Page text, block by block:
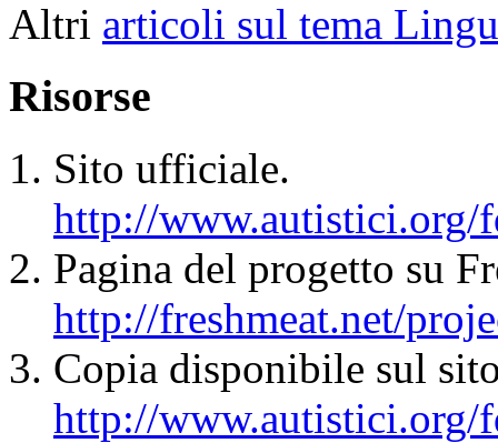
Altri articoli sul tema
Risorse
Sito ufficiale.
http://www.autistici.org/
Pagina del progetto su
http://freshmeat.net/
Copia disponibile sul
http://www.autistici.org/